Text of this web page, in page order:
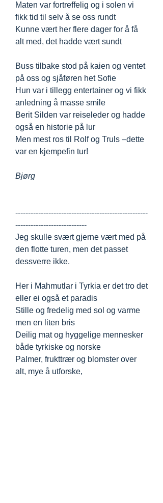
Maten var fortreffelig og i solen vi
fikk tid til selv å se oss rundt
Kunne vært her flere dager for å få
alt med, det hadde vært sundt
Buss tilbake stod på kaien og ventet
på oss og sjåføren het Sofie
Hun var i tillegg entertainer og vi fikk
anledning å masse smile
Berit Silden var reiseleder og hadde
også en historie på lur
Men mest ros til Rolf og Truls –dette
var en kjempefin tur!
Bjørg
----------------------------------------------------
----------------------------
Jeg skulle svært gjerne vært med på
den flotte turen, men det passet
dessverre ikke.
Her i Mahmutlar i Tyrkia er det tro det
eller ei også et paradis
Stille og fredelig med sol og varme
men en liten bris
Deilig mat og hyggelige mennesker
både tyrkiske og norske
Palmer, frukttrær og blomster over
alt, mye å utforske,